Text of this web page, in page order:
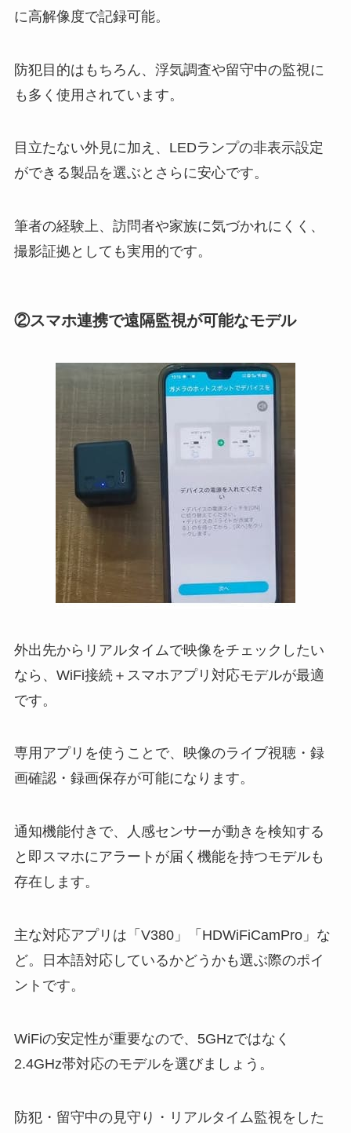
に高解像度で記録可能。
防犯目的はもちろん、浮気調査や留守中の監視に
も多く使用されています。
目立たない外見に加え、LEDランプの非表示設定
ができる製品を選ぶとさらに安心です。
筆者の経験上、訪問者や家族に気づかれにくく、
撮影証拠としても実用的です。
②スマホ連携で遠隔監視が可能なモデル
外出先からリアルタイムで映像をチェックしたい
なら、WiFi接続＋スマホアプリ対応モデルが最適
です。
専用アプリを使うことで、映像のライブ視聴・録
画確認・録画保存が可能になります。
通知機能付きで、人感センサーが動きを検知する
と即スマホにアラートが届く機能を持つモデルも
存在します。
主な対応アプリは「V380」「HDWiFiCamPro」な
ど。日本語対応しているかどうかも選ぶ際のポイ
ントです。
WiFiの安定性が重要なので、5GHzではなく
2.4GHz帯対応のモデルを選びましょう。
防犯・留守中の見守り・リアルタイム監視をした